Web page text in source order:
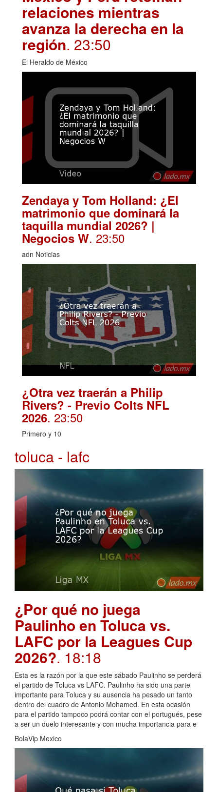
relaciones mientras
avanza la derecha en la
región. 23:50
El Heraldo de México
Zendaya y Tom Holland: ¿El
matrimonio que dominará la
taquilla mundial 2026? |
Negocios W. 23:50
adn Noticias
¿Otra vez traerán a Philip
Rivers? - Previo Colts NFL
2026. 23:50
Primero y 10
toluca - lafc
¿Por qué no juega
Paulinho en Toluca vs.
LAFC por la Leagues Cup
2026?. 18:18
Esta es la razón por la que este sábado Paulinho se perderá
el partido de Toluca vs LAFC. Paulinho ha sido una parte
importante para Toluca y su ausencia ha pesado un tanto
dentro del cuadro de Antonio Mohamed. En esta ocasión
para el partido tampoco podrá contar con el portugués, pese
a ser un duelo interesante y con mucha importancia para e
BolaVip Mexico